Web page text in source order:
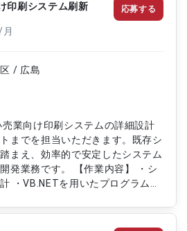
要に応じたテストの実施
印刷システム刷新
/ 広島
売業向け印刷システムの詳細設計
までを担当いただきます。既存シ
まえ、効率的で安定したシステム
す。 【作業内容】 ・シ
・VB.NETを用いたプログラム開
ト資料の作成 ・チーム内レビュ
応募する